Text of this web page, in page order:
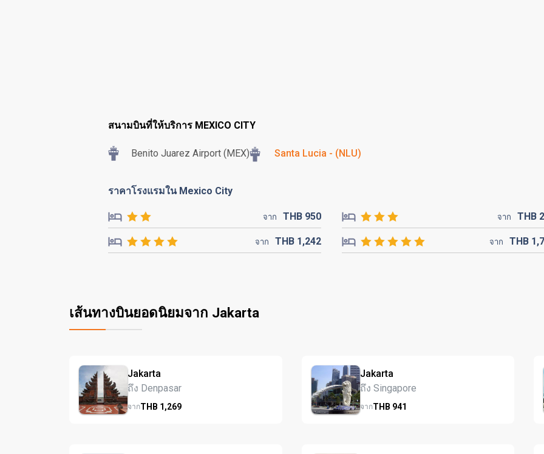
สนามบินที่ให้บริการ MEXICO CITY
Benito Juarez Airport (MEX) Santa Lucia - (NLU)
ราคาโรงแรมใน Mexico City
จาก THB 950 จาก THB
จาก THB 1,242 จาก THB
เส้นทางบินยอดนิยมจาก Jakarta
Jakarta
ถึง Denpasar
จากTHB 1,269
Jakarta
ถึง Singapore
จากTHB 941